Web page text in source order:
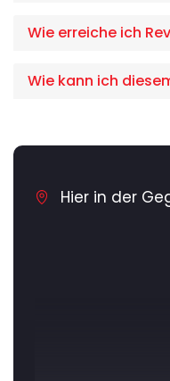
Wie erreiche ich
Wie kann ich
Hier in der